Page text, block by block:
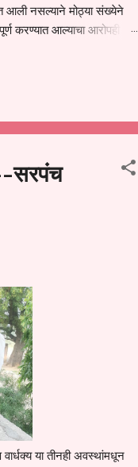
आली नसल्याने मोठ्या संख्येने
करण्यात आल्याचा आरोपही
अधिकारी (प्राथमिक),
निर्णय घेते, याकडे पालकांचे
सरपंच
या तीनही अवस्थांमधून